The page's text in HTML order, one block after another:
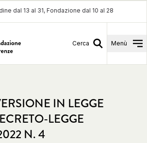
dal 13 al 31, Fondazione dal 10 al 28
Cerca Menù
IN LEGGE
LEGGE
N. 4